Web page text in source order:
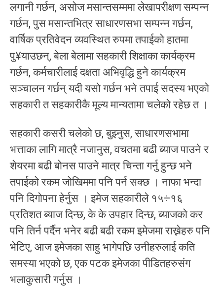
लगानी गर्छन, असोज मसान्तसम्ममा लेखापरीक्षण सम्पन्न
गर्छन, पुस मसान्तभित्र साधारणसभा सम्पन्न गर्छन,
वार्षिक प्रतिवेदन व्यवस्थित रुपमा तपाईको हातमा
पु¥याउछन्, बेला बेलामा सहकारी शिक्षाका कार्यक्रम
गर्छन, कर्मचारीलाई दक्षता अभिवृद्धि हुने कार्यक्रम
सञ्चालन गर्छन् यदी यसो गर्छन भने तपाई सदस्य भएको
सहकारी त सहकारीकै मूल्य मान्यतामा चलेको रहेछ त ।
सहकारी कसरी चलेको छ, बुझ्नुस, साधारणसभामा
भत्ताका लागि मात्रै नजानुस, वचतमा बढी ब्याज पाउने र
शेयरमा बढी बोनस पाउने मात्र चिन्ता गर्नु हुन्छ भने
तपाईको रकम जोखिममा पनि पर्न सक्छ । नाफा भन्दा
पनि दिगोपना हेर्नुस । इमेज सहकारीले १५÷१६
प्रतिशत ब्याज दिन्छ, के के उपहार दिन्छ, ब्याजको कर
पनि तिर्न पर्दैन भनेर बढी बढी रकम इमेजमा राख्नेहरु पनि
भेटिए, आज इमेजका साहु भागेपछि उनीहरुलाई कति
समस्या भएको छ, एक पटक इमेजका पीडितहरुसंग
भलाकुसारी गर्नुस ।